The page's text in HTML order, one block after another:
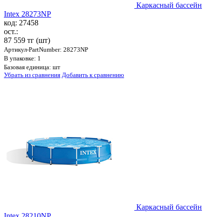
Каркасный бассейн
Intex 28273NP
код: 27458
ост.:
87 559 тг (шт)
Артикул-PartNumber: 28273NP
В упаковке: 1
Базовая единица: шт
Убрать из сравнения Добавить к сравнению
Каркасный бассейн